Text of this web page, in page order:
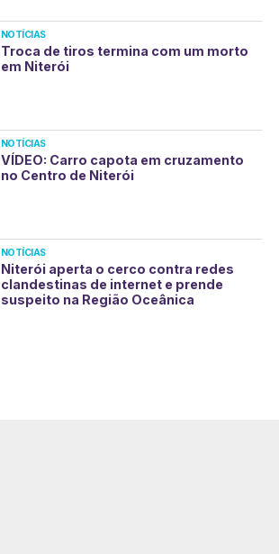
NOTÍCIAS
Troca de tiros termina com um morto
em Niterói
NOTÍCIAS
VÍDEO: Carro capota em cruzamento
no Centro de Niterói
NOTÍCIAS
Niterói aperta o cerco contra redes
clandestinas de internet e prende
suspeito na Região Oceânica